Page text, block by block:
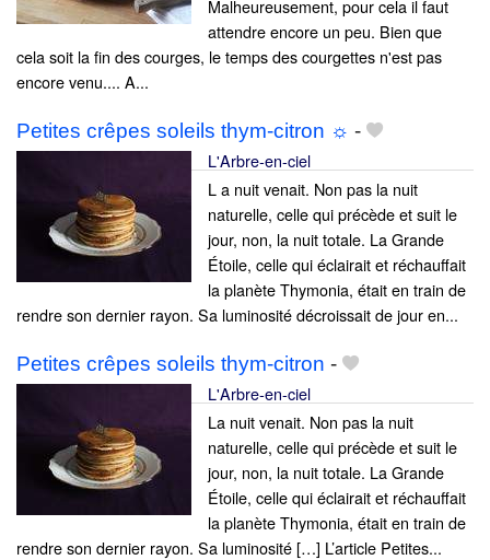
Malheureusement, pour cela il faut
attendre encore un peu. Bien que
cela soit la fin des courges, le temps des courgettes n'est pas
encore venu.... A...
Petites crêpes soleils thym-citron ☼ -
L'Arbre-en-ciel
L a nuit venait. Non pas la nuit
naturelle, celle qui précède et suit le
jour, non, la nuit totale. La Grande
Étoile, celle qui éclairait et réchauffait
la planète Thymonia, était en train de
rendre son dernier rayon. Sa luminosité décroissait de jour en...
Petites crêpes soleils thym-citron -
L'Arbre-en-ciel
La nuit venait. Non pas la nuit
naturelle, celle qui précède et suit le
jour, non, la nuit totale. La Grande
Étoile, celle qui éclairait et réchauffait
la planète Thymonia, était en train de
rendre son dernier rayon. Sa luminosité […] L’article Petites...